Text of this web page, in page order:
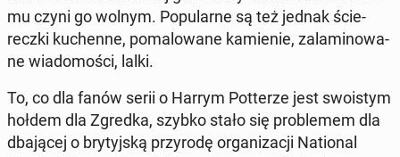
mu czyni go wolnym. Po­pu­lar­ne są też jednak ście­
recz­ki ku­chen­ne, po­ma­lo­wa­ne ka­mie­nie, za­la­mi­no­wa­
ne wia­do­mo­ści, lalki.
To, co dla fanów serii o Harrym Pot­te­rze jest swo­istym
hołdem dla Zgredka, szybko stało się pro­ble­mem dla
dba­ją­cej o bry­tyj­ską przy­ro­dę or­ga­ni­za­cji Na­tio­nal